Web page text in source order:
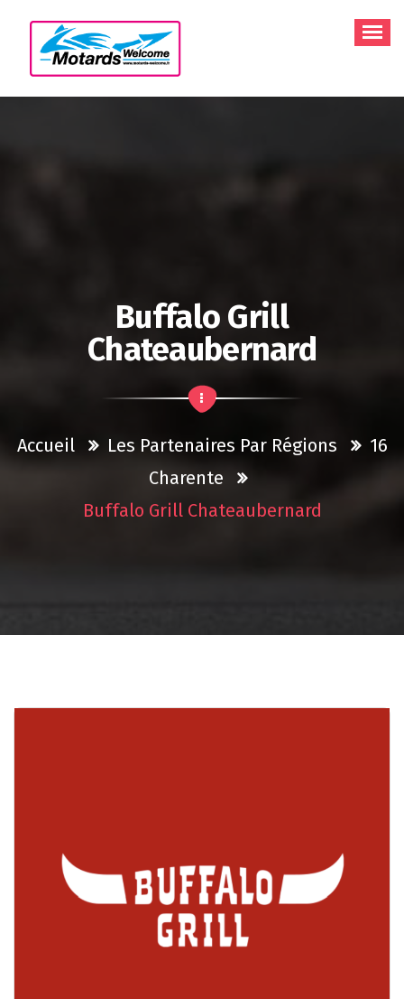
contenu
Buffalo Grill
Chateaubernard
Accueil Les Partenaires Par Régions
16
Charente
Buffalo Grill Chateaubernard